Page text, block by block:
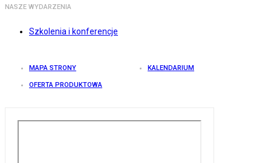
NASZE WYDARZENIA
Szkolenia i konferencje
MAPA STRONY KALENDARIUM
OFERTA PRODUKTOWA